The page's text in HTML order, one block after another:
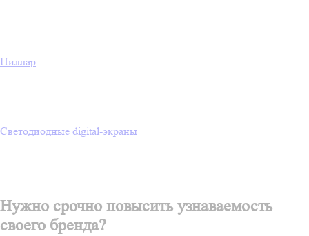
Пиллар
Светодиодные digital-экраны
Нужно срочно повысить узнаваемость
своего бренда?